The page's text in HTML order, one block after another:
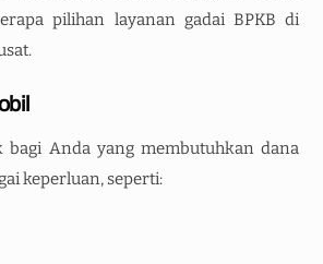
pilihan layanan gadai BPKB di
bagi Anda yang membutuhkan dana
keperluan, seperti: